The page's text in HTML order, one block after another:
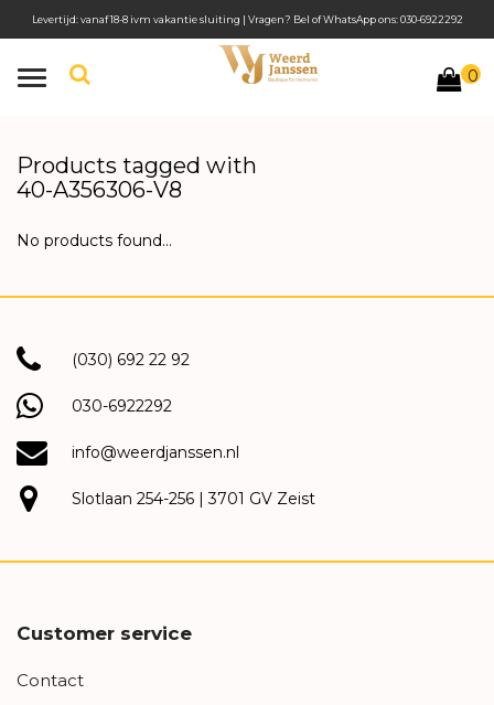
Toggle
0
Levertijd: vanaf 18-8 ivm vakantie sluiting | Vragen? Bel of WhatsApp ons: 030-6922292
Products tagged with
40-A356306-V8
No products found...
(030) 692 22 92
030-6922292
info@weerdjanssen.nl
Slotlaan 254-256 | 3701 GV Zeist
Customer service
Contact